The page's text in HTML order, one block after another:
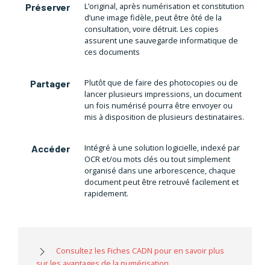
Préserver
L’original, après numérisation et constitution
d’une image fidèle, peut être ôté de la
consultation, voire détruit. Les copies
assurent une sauvegarde informatique de
ces documents
Partager
Plutôt que de faire des photocopies ou de
lancer plusieurs impressions, un document
un fois numérisé pourra être envoyer ou
mis à disposition de plusieurs destinataires.
Accéder
Intégré à une solution logicielle, indexé par
OCR et/ou mots clés ou tout simplement
organisé dans une arborescence, chaque
document peut être retrouvé facilement et
rapidement.
Consultez les Fiches CADN pour en savoir plus